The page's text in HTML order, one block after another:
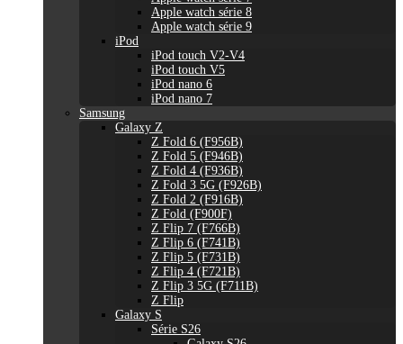
Apple watch série 8
Apple watch série 9
iPod
iPod touch V2-V4
iPod touch V5
iPod nano 6
iPod nano 7
Samsung
Galaxy Z
Z Fold 6 (F956B)
Z Fold 5 (F946B)
Z Fold 4 (F936B)
Z Fold 3 5G (F926B)
Z Fold 2 (F916B)
Z Fold (F900F)
Z Flip 7 (F766B)
Z Flip 6 (F741B)
Z Flip 5 (F731B)
Z Flip 4 (F721B)
Z Flip 3 5G (F711B)
Z Flip
Galaxy S
Série S26